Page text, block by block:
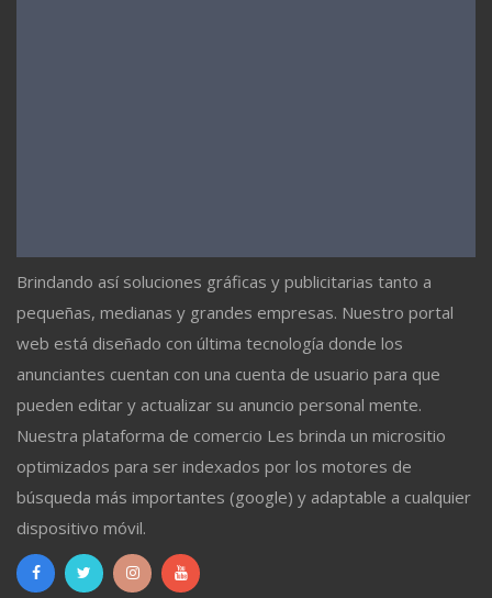
Brindando así soluciones gráficas y publicitarias tanto a
pequeñas, medianas y grandes empresas. Nuestro portal
web está diseñado con última tecnología donde los
anunciantes cuentan con una cuenta de usuario para que
pueden editar y actualizar su anuncio personal mente.
Nuestra plataforma de comercio Les brinda un micrositio
optimizados para ser indexados por los motores de
búsqueda más importantes (google) y adaptable a cualquier
dispositivo móvil.